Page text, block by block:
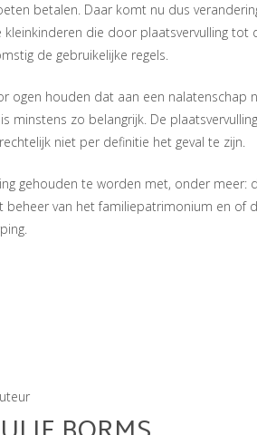
betalen. Daar komt nu dus
die door plaatsvervulling
de gebruikelijke regels.
ogen houden dat aan een nalatenschap
minstens zo belangrijk. De
niet per definitie het geval te zijn.
gehouden te worden met, onder
beheer van het familiepatrimonium en of